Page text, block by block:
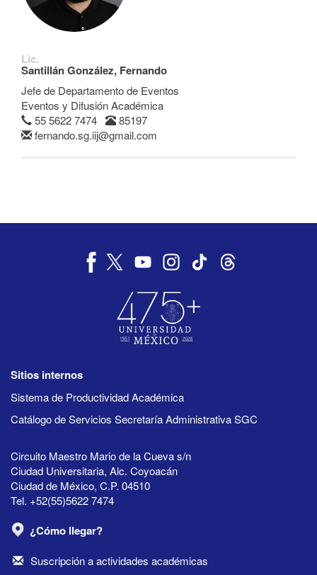
Lic.
Santillán González, Fernando
Jefe de Departamento de Eventos
Eventos y Difusión Académica
55 5622 7474
85197
fernando.sg.iij@gmail.com
Sitios internos
Sistema de Productividad Académica
Catálogo de Servicios Secretaría Administrativa SGC
Circuito Maestro Mario de la Cueva s/n
Ciudad Universitaria, Alc. Coyoacán
Ciudad de México, C.P. 04510
Tel. +52(55)5622 7474
¿Cómo llegar?
Suscripción a actividades académicas